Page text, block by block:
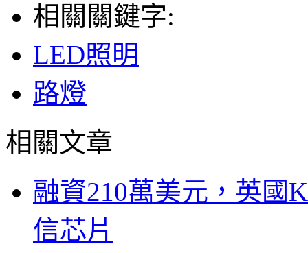
相關關鍵字:
LED照明
路燈
相關文章
融資210萬美元，英國
信芯片